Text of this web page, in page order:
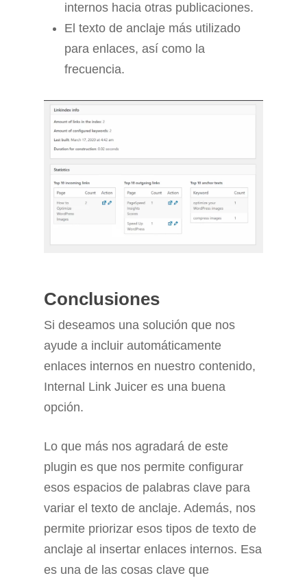
internos hacia otras publicaciones.
El texto de anclaje más utilizado
para enlaces, así como la
frecuencia.
Conclusiones
Si deseamos una solución que nos
ayude a incluir automáticamente
enlaces internos en nuestro contenido,
Internal Link Juicer es una buena
opción.
Lo que más nos agradará de este
plugin es que nos permite configurar
esos espacios de palabras clave para
variar el texto de anclaje. Además, nos
permite priorizar esos tipos de texto de
anclaje al insertar enlaces internos. Esa
es una de las cosas clave que